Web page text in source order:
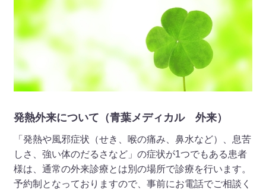
19日（金） 内科の午前診療（山口医師）は、木村医師の代
診とさせていただきます。
2026 年 06 月 01 日
休診・代診
◆代診のお知らせ（青葉メディカル 外来）◆ 令和8年6月
口医師の代診とさせていただきます。
2026 年 06 月 01 日
地域の皆様へ
広報誌2026年6月号を掲載しました。（詳細はこちら）
発熱外来について（青葉メディカル 外来）
「発熱や風邪症状（せき、喉の痛み、鼻水など）、息苦
しさ、強い体のだるさなど」の症状が1つでもある患者
様は、通常の外来診療とは別の場所で診療を行います。
予約制となっておりますので、事前にお電話でご相談く